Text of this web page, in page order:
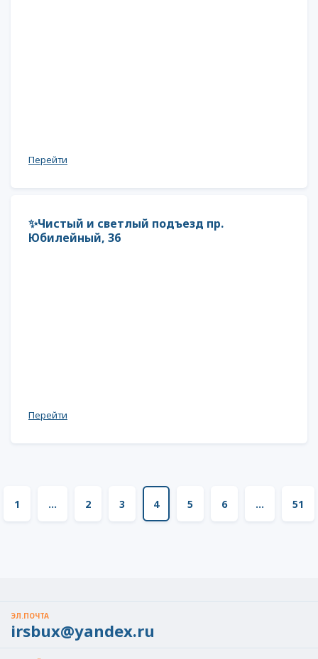
Перейти
✨Чистый и светлый подъезд пр.
Юбилейный, 36
Перейти
1 ... 2 3 4 5 6 ... 51
ЭЛ.ПОЧТА
irsbux@yandex.ru